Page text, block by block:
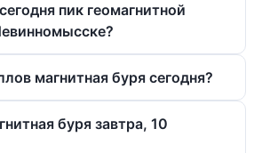
пик геомагнитной
магнитная буря сегодня?
буря завтра, 10